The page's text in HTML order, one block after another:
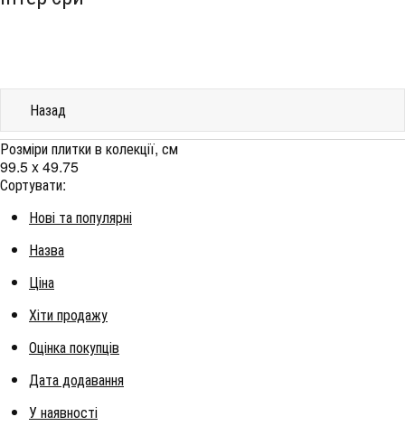
Назад
Розміри плитки в колекції, см
99.5 x 49.75
Сортувати:
Нові та популярні
Назва
Ціна
Хіти продажу
Оцінка покупців
Дата додавання
У наявності